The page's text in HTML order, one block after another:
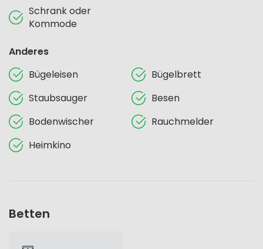
Schrank oder
Kommode
Anderes
Bügeleisen
Bügelbrett
Staubsauger
Besen
Bodenwischer
Rauchmelder
Heimkino
Betten